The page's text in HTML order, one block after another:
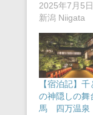
2025年7月5日
新潟 Niigata
【宿泊記】
の神隠しの舞
馬 四万温